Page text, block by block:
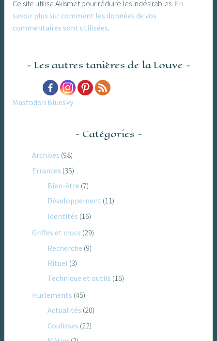
Ce site utilise Akismet pour réduire les indésirables. En
savoir plus sur comment les données de vos
commentaires sont utilisées
Les autres tanières de la Louve
Mastodon Bluesky
Catégories
Archives (98)
Errances (35)
Bien-être (7)
Développement (11)
Identités (16)
Griffes et crocs (29)
Recherche (9)
Rituel (3)
Technique et outils (16)
Hurlements (45)
Actualités (20)
Coulisses (22)